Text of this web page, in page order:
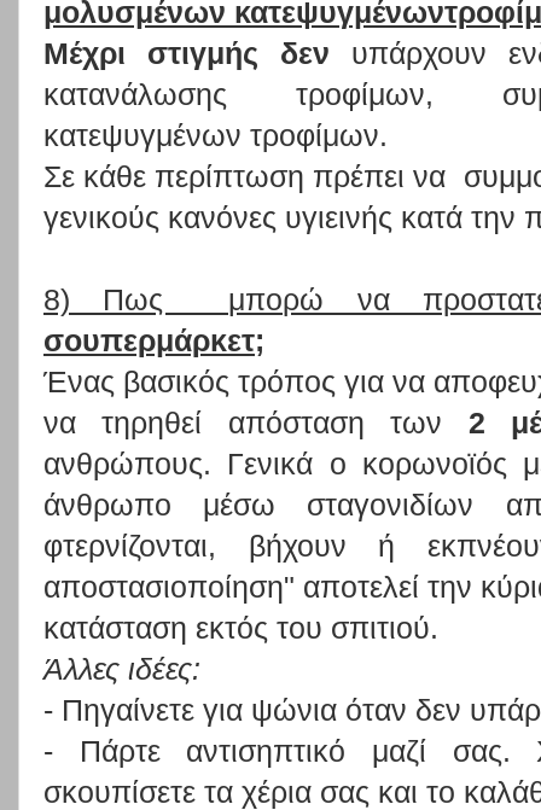
μολυσμένων
Μέχρι στιγμής δεν υπάρχουν
κατανάλωσης τροφίμων,
κατεψυγμένων τροφίμων.
Σε κάθε περίπτωση πρέπει να
γενικούς κανόνες υγιεινής κατά
8) Πως μπορώ να
σουπερμάρκετ;
Ένας βασικός τρόπος για να
να τηρηθεί απόσταση των 2
ανθρώπους. Γενικά ο κορωνοϊός
άνθρωπο μέσω σταγονιδίων
φτερνίζονται, βήχουν ή
αποστασιοποίηση" αποτελεί την
κατάσταση εκτός του σπιτιού.
Άλλες ιδέες:
- Πηγαίνετε για ψώνια όταν δεν
- Πάρτε αντισηπτικό μαζί σας.
σκουπίσετε τα χέρια σας και το